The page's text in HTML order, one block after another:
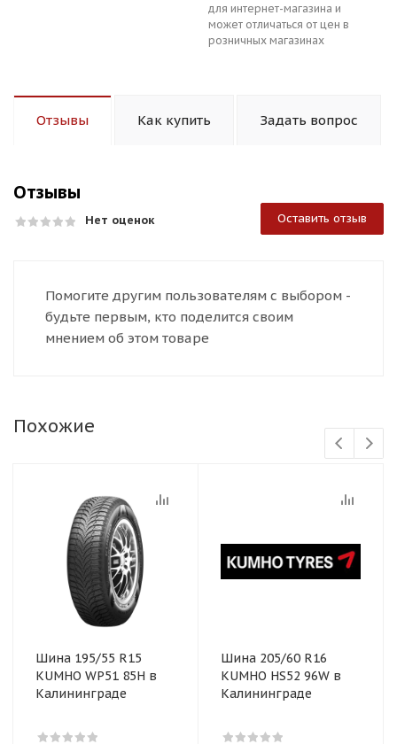
для интернет-магазина и
может отличаться от цен в
розничных магазинах
Отзывы Как купить Задать вопрос
Отзывы
Нет оценок Оставить отзыв
Помогите другим пользователям с выбором -
будьте первым, кто поделится своим
мнением об этом товаре
Похожие
Шина 195/55 R15
KUMHO WP51 85H в
Калининграде
Шина 205/60 R16
KUMHO HS52 96W в
Калининграде